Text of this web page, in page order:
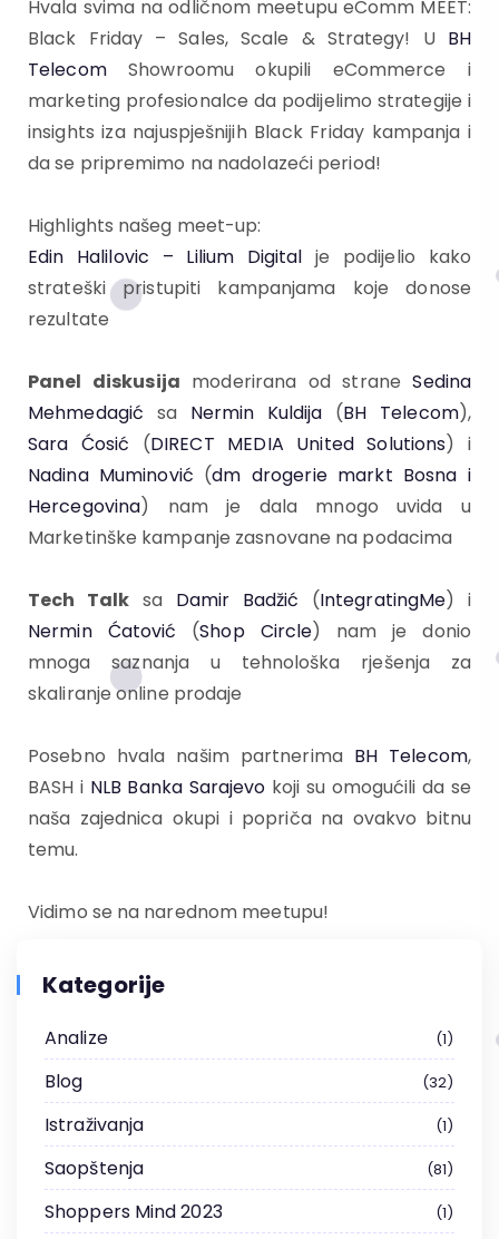
Hvala svima na odličnom meetupu eComm MEET:
Black Friday – Sales, Scale & Strategy! U BH
TelecomShowroomu okupili eCommerce i
marketing profesionalce da podijelimo strategije i
insights iza najuspješnijih Black Friday kampanja i
da se pripremimo na nadolazeći period!
Highlights našeg meet-up:
Edin Halilovic
– Lilium Digital je podijelio kako
strateški pristupiti kampanjama koje donose
rezultate
Panel diskusija moderirana od straneSedina
Mehmedagić sa Nermin Kuldija (BH Telecom),
Sara Ćosić (DIRECT MEDIA United Solutions) i
Nadina Muminović (dm drogerie markt Bosna i
Hercegovina) nam je dala mnogo uvida u
Marketinške kampanje zasnovane na podacima
Tech Talk sa Damir Badžić (IntegratingMe) i
Nermin Ćatović (Shop Circle) nam je donio
mnoga saznanja u tehnološka rješenja za
skaliranje online prodaje
Posebno hvala našim partnerima BH Telecom,
BASH i NLB Banka Sarajevo koji su omogućili da se
naša zajednica okupi i popriča na ovakvo bitnu
temu.
Vidimo se na narednom meetupu!
Kategorije
Analize 1
Blog 32
Istraživanja 1
Saopštenja 81
Shoppers Mind 2023 1